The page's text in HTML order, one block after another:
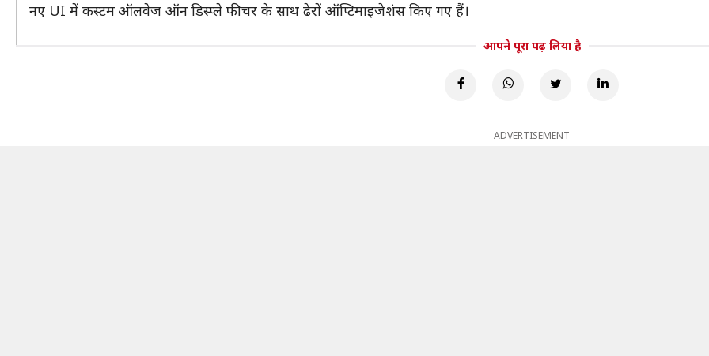
नए UI में कस्टम ऑलवेज ऑन डिस्प्ले फीचर के साथ ढेरों ऑप्टिमाइजेशंस किए गए हैं।
आपने पूरा पढ़ लिया है
ADVERTISEMENT